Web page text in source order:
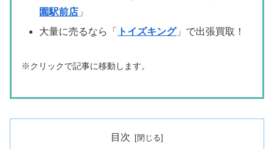
園駅前店 」
大量に売るなら「
トイズキング」で出張買取！
※クリックで記事に移動します。
目次